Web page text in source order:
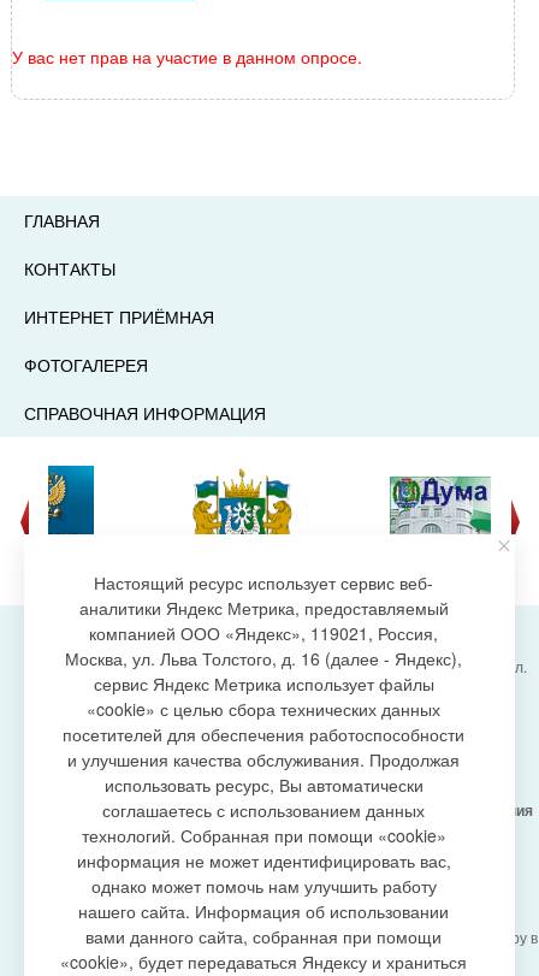
У вас нет прав на участие в данном опросе.
ГЛАВНАЯ
КОНТАКТЫ
ИНТЕРНЕТ ПРИЁМНАЯ
ФОТОГАЛЕРЕЯ
СПРАВОЧНАЯ ИНФОРМАЦИЯ
создание сайта
Администрация городского поселения Излучинск, ул.
Энергетиков, 6, пгт. Излучинск, Нижневартовский
район,
Ханты-Мансийский автономный округ-Югра
(Тюменская область), 628634
Сетевое изданиеhttps://www.gp-izluchinsk.ru
16+
Учредитель -Администрация городского поселения
Излучинск
Главный редактор - Бурич Денис Ярославович
Телефон/факс: (3466) 28-13-77 , e-mail:
admizl@rambler.ru
Сетевое изданиеhttps://www.gp-izluchinsk.ru
зарегистрировано Федеральной службой по надзору в
сфере связи,
Настоящий ресурс использует сервис веб-
аналитики Яндекс Метрика, предоставляемый
компанией ООО «Яндекс», 119021, Россия,
Москва, ул. Льва Толстого, д. 16 (далее - Яндекс),
сервис Яндекс Метрика использует файлы
«cookie» с целью сбора технических данных
посетителей для обеспечения работоспособности
и улучшения качества обслуживания. Продолжая
использовать ресурс, Вы автоматически
соглашаетесь с использованием данных
технологий. Собранная при помощи «cookie»
информация не может идентифицировать вас,
однако может помочь нам улучшить работу
нашего сайта. Информация об использовании
вами данного сайта, собранная при помощи
«cookie», будет передаваться Яндексу и храниться